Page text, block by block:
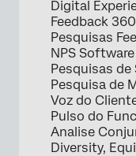
Digital
Feedback 360
Pesquisas
NPS Software
Pesquisas
Pesquisa de
Voz do
Pulso do
Analise
Diversity,